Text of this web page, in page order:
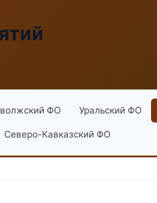
ФО Уральский ФО
Северо-Кавказский ФО